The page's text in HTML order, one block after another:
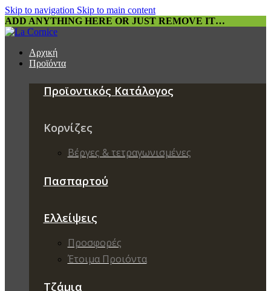
Skip to navigation Skip to main content
ADD ANYTHING HERE OR JUST REMOVE IT…
Αρχική
Προϊόντα
Προϊοντικός Κατάλογος
Κορνίζες
Βέργες & τετραγωνισμένες
Πασπαρτού
Ελλείψεις
Προσφορές
Έτοιμα Προιόντα
Τζάμια